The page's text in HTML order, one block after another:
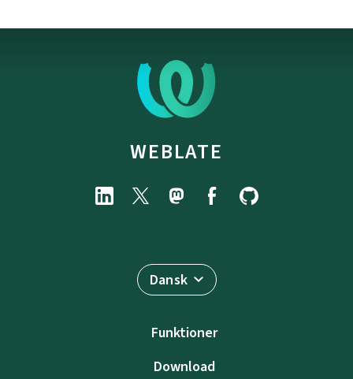
WEBLATE
Dansk
Funktioner
Download